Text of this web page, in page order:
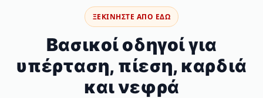
ΞΕΚΙΝΗΣΤΕ ΑΠΟ ΕΔΩ
Βασικοί οδηγοί για
υπέρταση, πίεση, καρδιά
και νεφρά